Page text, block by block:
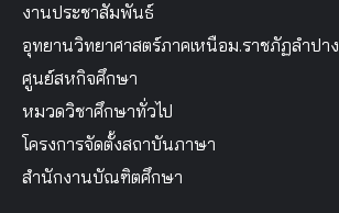
งานประชาสัมพันธ์
อุทยานวิทยาศาสตร์ภาคเหนือม.ราชภัฏลำปาง
ศูนย์สหกิจศึกษา
หมวดวิชาศึกษาทั่วไป
โครงการจัดตั้งสถาบันภาษา
สำนักงานบัณฑิตศึกษา